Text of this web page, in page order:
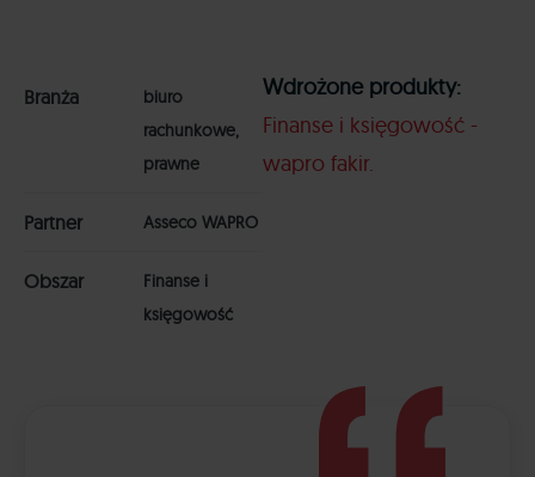
Branża
biuro
rachunkowe,
prawne
Partner Asseco WAPRO
Obszar
Finanse i
księgowość
Wdrożone produkty:
Finanse i księgowość -
wapro fakir